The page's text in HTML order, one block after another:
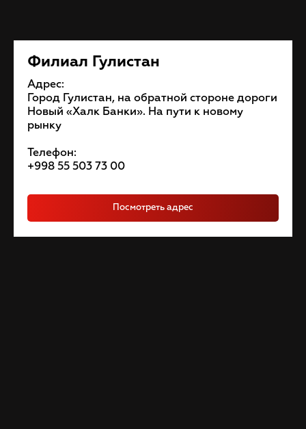
Филиал Гулистан
Адрес:
Город Гулистан, на обратной стороне дороги
Новый «Халк Банки». На пути к новому
рынку
Телефон:
+998 55 503 73 00
Посмотреть адрес